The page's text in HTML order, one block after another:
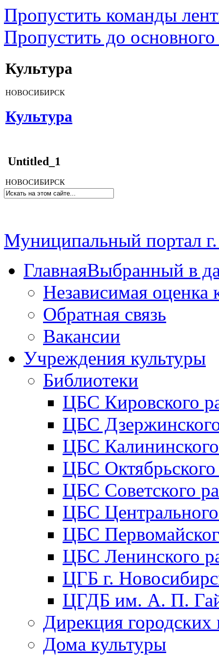
Пропустить команды
Пропустить до основного
Культура
НОВОСИБИРСК
Культура
Untitled_1
НОВОСИБИРСК
Муниципальный портал
ГлавнаяВыбранный в
Независимая оценка
Обратная связь
Вакансии
Учреждения культуры
Библиотеки
ЦБС Кировского
ЦБС
ЦБС
ЦБС
ЦБС Советского
ЦБС
ЦБС
ЦБС Ленинского
ЦГБ г.
ЦГДБ им. А. П.
Дирекция городских
Дома культуры